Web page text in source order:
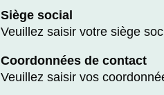
Siège social
Veuillez saisir votre siège
Coordonnées de contact
Veuillez saisir vos